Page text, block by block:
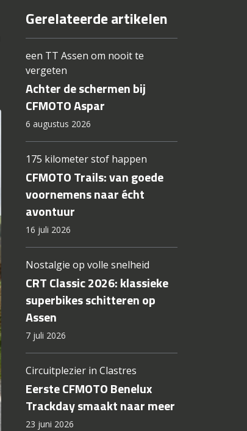
Gerelateerde artikelen
een TT Assen om nooit te
vergeten
Achter de schermen bij
CFMOTO Aspar
6 augustus 2026
175 kilometer stof happen
CFMOTO Trails: van goede
voornemens naar écht
avontuur
16 juli 2026
Nostalgie op volle snelheid
CRT Classic 2026: klassieke
superbikes schitteren op
Assen
7 juli 2026
Circuitplezier in Clastres
Eerste CFMOTO Benelux
Trackday smaakt naar meer
23 juni 2026